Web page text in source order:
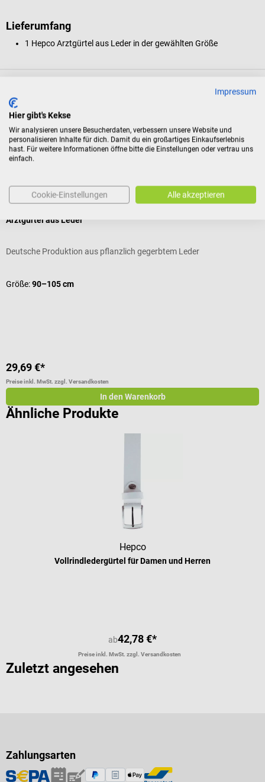
Lieferumfang
1 Hepco Arztgürtel aus Leder in der gewählten Größe
Bewertungen
Hepco
Arztgürtel aus Leder
Deutsche Produktion aus pflanzlich gegerbtem Leder
Größe:90–105 cm
29,69 €*
Preise inkl. MwSt. zzgl. Versandkosten
In den Warenkorb
Ähnliche Produkte
Hepco
Vollrindledergürtel für Damen und Herren
ab42,78 €*
Preise inkl. MwSt. zzgl. Versandkosten
Zuletzt angesehen
Zahlungsarten
Impressum
Hier gibt's Kekse
Wir analysieren unsere Besucherdaten, verbessern unsere Website und
personalisieren Inhalte für dich. Damit du ein großartiges Einkaufserlebnis
hast. Für weitere Informationen öffne bitte die Einstellungen oder vertrau uns
einfach.
Cookie-Einstellungen Alle akzeptieren